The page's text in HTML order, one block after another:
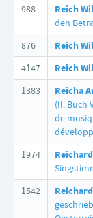
988
Reich
den
876
Reich
4147
Reich
1383
Reicha
(II: Buch
de
1974
1542